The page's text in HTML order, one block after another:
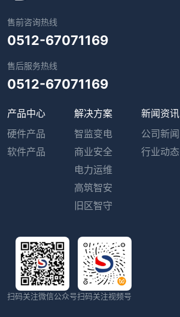
售前咨询热线
0512-67071169
售后服务热线
0512-67071169
产品中心
硬件产品
软件产品
解决方案
智监变电
商业安全
电力运维
高筑智安
旧区智守
新闻资讯
公司新闻
行业动态
扫码关注微信公众号扫码关注视频号